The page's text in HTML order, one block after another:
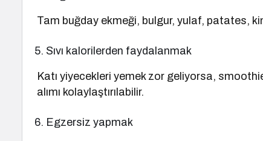
Tam buğday ekmeği, bulgur, yulaf, patates,
Sıvı kalorilerden faydalanmak
Katı yiyecekleri yemek zor geliyorsa,
alımı kolaylaştırılabilir.
Egzersiz yapmak